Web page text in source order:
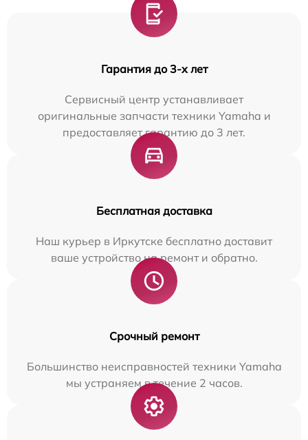
Гарантия до 3-х лет
Сервисный центр устанавливает
оригинальные запчасти техники Yamaha и
предоставляет гарантию до 3 лет.
Бесплатная доставка
Наш курьер в Иркутске бесплатно доставит
ваше устройство на ремонт и обратно.
Срочный ремонт
Большинство неисправностей техники Yamaha
мы устраняем в течение 2 часов.